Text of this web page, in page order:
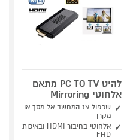
להיט PC TO TV מתאם
אלחוטי Mirroring
שכפול צג המחשב אל מסך או
מקרן
אלחוטי בחיבור HDMI ובאיכות
FHD